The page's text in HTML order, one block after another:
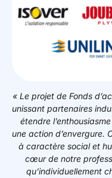
« Le projet de Fonds
unissant partenaires
étendre
une action d’envergure.
à caractère social et
cœur de notre
qu’individuellement